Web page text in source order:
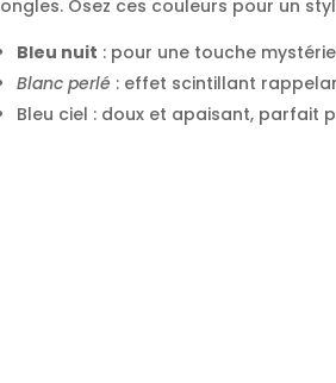
ongles. Osez ces couleurs pour un
Bleu nuit : pour une touche
Blanc perlé : effet scintillant
Bleu ciel : doux et apaisant, parfait